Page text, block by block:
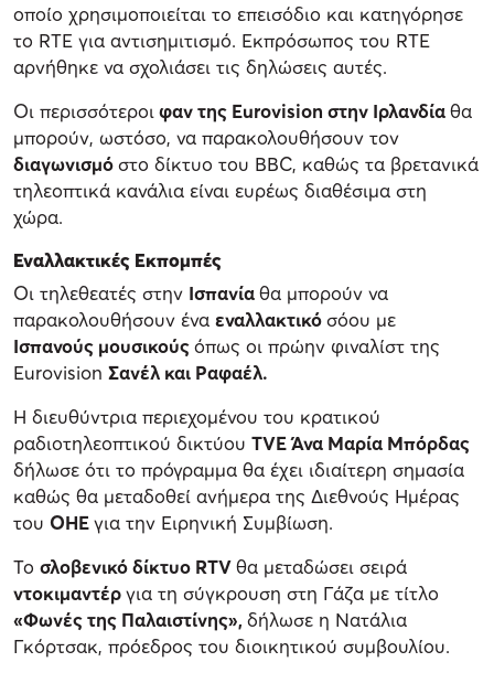
οποίο χρησιμοποιείται το επεισόδιο και κατηγόρησε
το RTE για αντισημιτισμό. Εκπρόσωπος του RTE
αρνήθηκε να σχολιάσει τις δηλώσεις αυτές.
Οι περισσότεροιφαν της Eurovision στην Ιρλανδίαθα
μπορούν, ωστόσο, να παρακολουθήσουν τον
διαγωνισμόστο δίκτυο του BBC, καθώς τα βρετανικά
τηλεοπτικά κανάλια είναι ευρέως διαθέσιμα στη
χώρα.
Εναλλακτικές Εκπομπές
Οι τηλεθεατές στην Ισπανίαθα μπορούν να
παρακολουθήσουν ένα εναλλακτικόσόου με
Ισπανούς μουσικούςόπως οι πρώην φιναλίστ της
Eurovision Σανέλ και Ραφαέλ.
Η διευθύντρια περιεχομένου του κρατικού
ραδιοτηλεοπτικού δικτύου TVE Άνα Μαρία Μπόρδας
δήλωσε ότι το πρόγραμμα θα έχει ιδιαίτερη σημασία
καθώς θα μεταδοθεί ανήμερα της Διεθνούς Ημέρας
του ΟΗΕγια την Ειρηνική Συμβίωση.
Το σλοβενικό δίκτυο RTVθα μεταδώσει σειρά
ντοκιμαντέργια τη σύγκρουση στη Γάζα με τίτλο
«Φωνές της Παλαιστίνης», δήλωσε η Νατάλια
Γκόρτσακ, πρόεδρος του διοικητικού συμβουλίου.